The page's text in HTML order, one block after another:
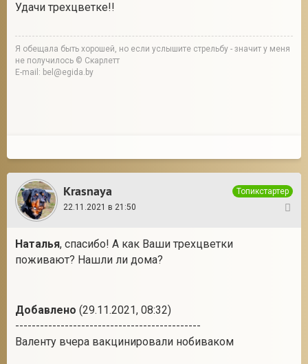
Удачи трехцветке!!
Я обещала быть хорошей, но если услышите стрельбу - значит у меня
не получилось © Скарлетт
E-mail: bel@egida.by
Krasnaya
Топикстартер
22.11.2021 в 21:50
Наталья, спасибо! А как Ваши трехцветки
поживают? Нашли ли дома?
Добавлено (29.11.2021, 08:32)
---------------------------------------------
Валенту вчера вакцинировали нобиваком